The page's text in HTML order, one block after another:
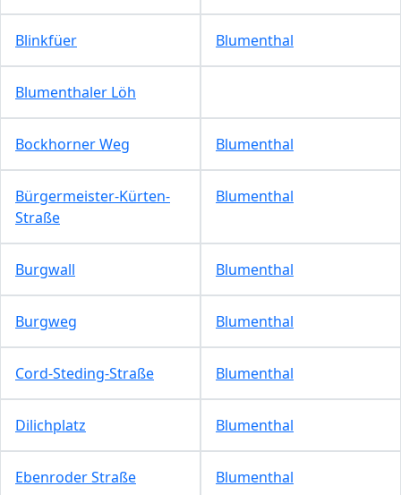
Blinkfüer Blumenthal
Blumenthaler Löh
Bockhorner Weg Blumenthal
Bürgermeister-Kürten-
Straße
Blumenthal
Burgwall Blumenthal
Burgweg Blumenthal
Cord-Steding-Straße Blumenthal
Dilichplatz Blumenthal
Ebenroder Straße Blumenthal